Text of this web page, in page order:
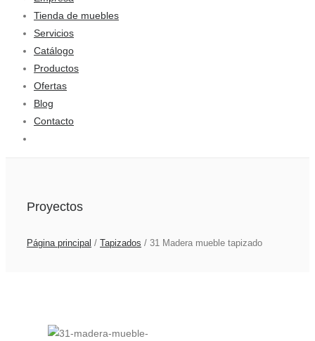
Tienda de muebles
Servicios
Catálogo
Productos
Ofertas
Blog
Contacto
Proyectos
Página principal / Tapizados / 31 Madera mueble tapizado